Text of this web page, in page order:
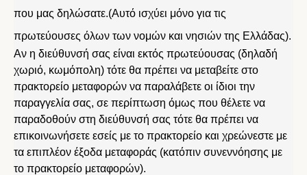
που μας δηλώσατε.(Αυτό ισχύει μόνο για τις
πρωτεύουσες όλων των νομών και νησιών της Ελλάδας).
Αν η διεύθυνσή σας είναι εκτός πρωτεύουσας (δηλαδή
χωριό, κωμόπολη) τότε θα πρέπει να μεταβείτε στο
πρακτορείο μεταφορών να παραλάβετε οι ίδιοι την
παραγγελία σας, σε περίπτωση όμως που θέλετε να
παραδοθούν στη διεύθυνσή σας τότε θα πρέπει να
επικοινωνήσετε εσείς με το πρακτορείο και χρεώνεστε με
τα επιπλέον έξοδα μεταφοράς (κατόπιν συνεννόησης με
το πρακτορείο μεταφορών).